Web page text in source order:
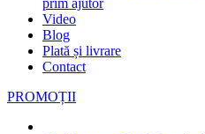
prim ajutor
Video
Blog
Plată și livrare
Contact
PROMOȚII